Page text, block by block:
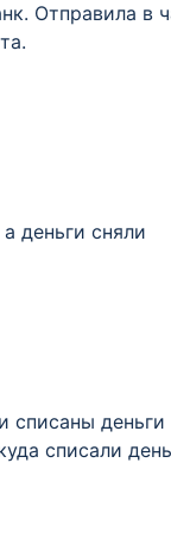
Отправила
деньги сняли
деньги
списали